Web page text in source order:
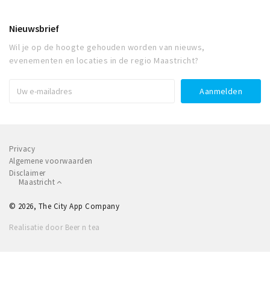
Nieuwsbrief
Wil je op de hoogte gehouden worden van nieuws,
evenementen en locaties in de regio Maastricht?
Privacy
Algemene voorwaarden
Disclaimer
Maastricht
© 2026, The City App Company
Realisatie door Beer n tea